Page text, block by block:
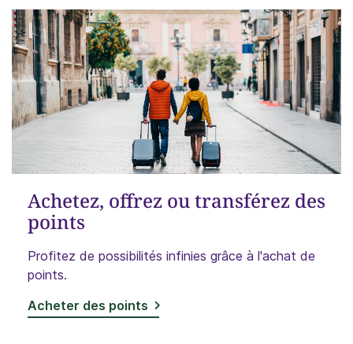
Achetez, offrez ou transférez des
points
Profitez de possibilités infinies grâce à l'achat de
points.
Acheter des points